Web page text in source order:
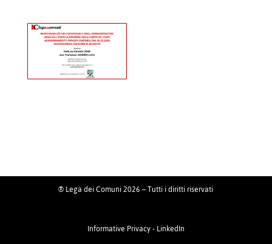
® Lega dei Comuni 2026 – Tutti i diritti riservati
Informative Privacy-LinkedIn